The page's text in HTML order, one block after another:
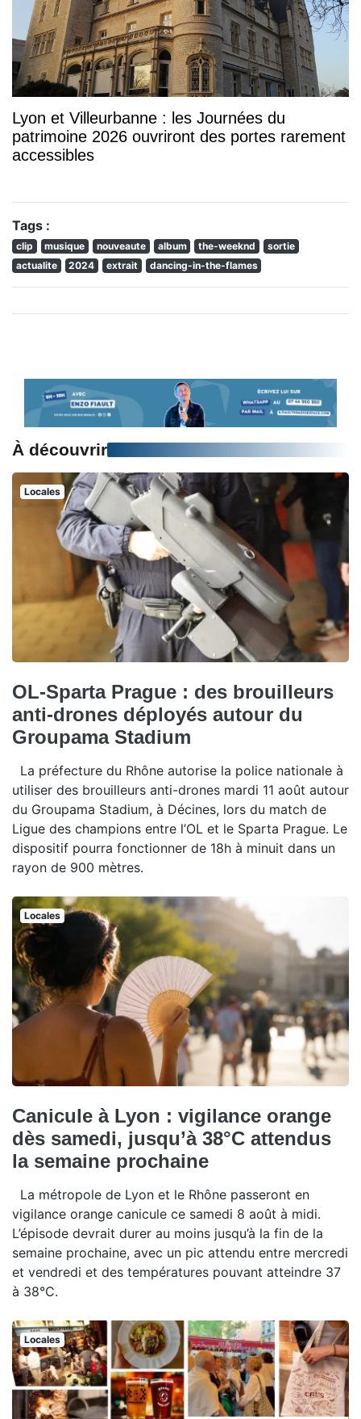
Lyon et Villeurbanne : les Journées du
patrimoine 2026 ouvriront des portes rarement
accessibles
Tags :
clip musique nouveaute album the-weeknd
sortie
actualite
2024 extrait dancing-in-the-flames
À découvrir
Locales
OL-Sparta Prague : des brouilleurs
anti-drones déployés autour du
Groupama Stadium
La préfecture du Rhône autorise la police nationale à
utiliser des brouilleurs anti-drones mardi 11 août autour
du Groupama Stadium, à Décines, lors du match de
Ligue des champions entre l’OL et le Sparta Prague. Le
dispositif pourra fonctionner de 18h à minuit dans un
rayon de 900 mètres.
Locales
Canicule à Lyon : vigilance orange
dès samedi, jusqu’à 38°C attendus
la semaine prochaine
La métropole de Lyon et le Rhône passeront en
vigilance orange canicule ce samedi 8 août à midi.
L’épisode devrait durer au moins jusqu’à la fin de la
semaine prochaine, avec un pic attendu entre mercredi
et vendredi et des températures pouvant atteindre 37
à 38°C.
Locales